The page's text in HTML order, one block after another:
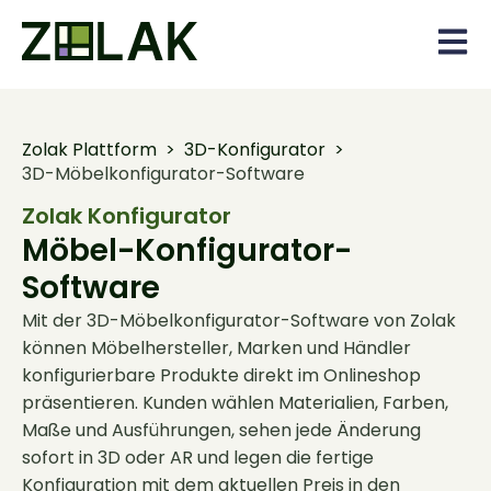
Open
Zolak Plattform > 3D-Konfigurator >
3D-Möbelkonfigurator-Software
Zolak Konfigurator
Möbel-Konfigurator-
Software
Mit der 3D-Möbelkonfigurator-Software von Zolak
können Möbelhersteller, Marken und Händler
konfigurierbare Produkte direkt im Onlineshop
präsentieren. Kunden wählen Materialien, Farben,
Maße und Ausführungen, sehen jede Änderung
sofort in 3D oder AR und legen die fertige
Konfiguration mit dem aktuellen Preis in den